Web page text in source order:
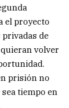
el proyecto
privadas de
volver
prisión no
tiempo en